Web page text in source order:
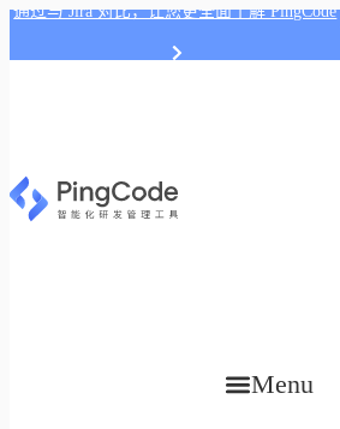
通过与 Jira 对比，让您更全面了解 PingCode
Menu